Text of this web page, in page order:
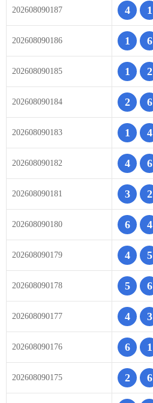
202608090187 4 1
202608090186 1 6
202608090185 1 2
202608090184 2 6
202608090183 1 4
202608090182 4 6
202608090181 3 2
202608090180 6 4
202608090179 4 5
202608090178 5 6
202608090177 4 3
202608090176 6 1
202608090175 2 6